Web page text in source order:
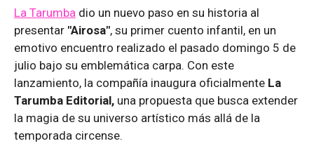
La Tarumba dio un nuevo paso en su historia al
presentar "Airosa", su primer cuento infantil, en un
emotivo encuentro realizado el pasado domingo 5 de
julio bajo su emblemática carpa. Con este
lanzamiento, la compañía inaugura oficialmente La
Tarumba Editorial, una propuesta que busca extender
la magia de su universo artístico más allá de la
temporada circense.